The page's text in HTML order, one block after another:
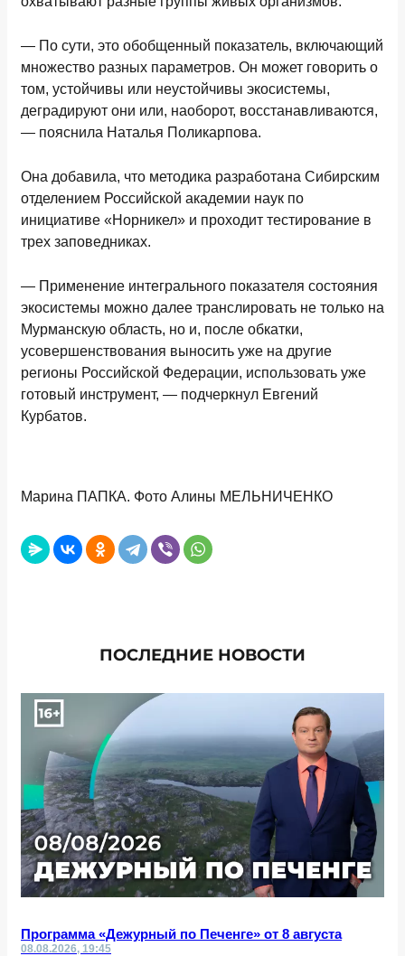
— По сути, это обобщенный показатель, включающий
множество разных параметров. Он может говорить о
том, устойчивы или неустойчивы экосистемы,
деградируют они или, наоборот, восстанавливаются,
— пояснила Наталья Поликарпова.
Она добавила, что методика разработана Сибирским
отделением Российской академии наук по
инициативе «Норникел» и проходит тестирование в
трех заповедниках.
— Применение интегрального показателя состояния
экосистемы можно далее транслировать не только на
Мурманскую область, но и, после обкатки,
усовершенствования выносить уже на другие
регионы Российской Федерации, использовать уже
готовый инструмент, — подчеркнул Евгений
Курбатов.
Марина ПАПКА. Фото Алины МЕЛЬНИЧЕНКО
ПОСЛЕДНИЕ НОВОСТИ
Программа «Дежурный по Печенге» от 8 августа
08.08.2026, 19:45